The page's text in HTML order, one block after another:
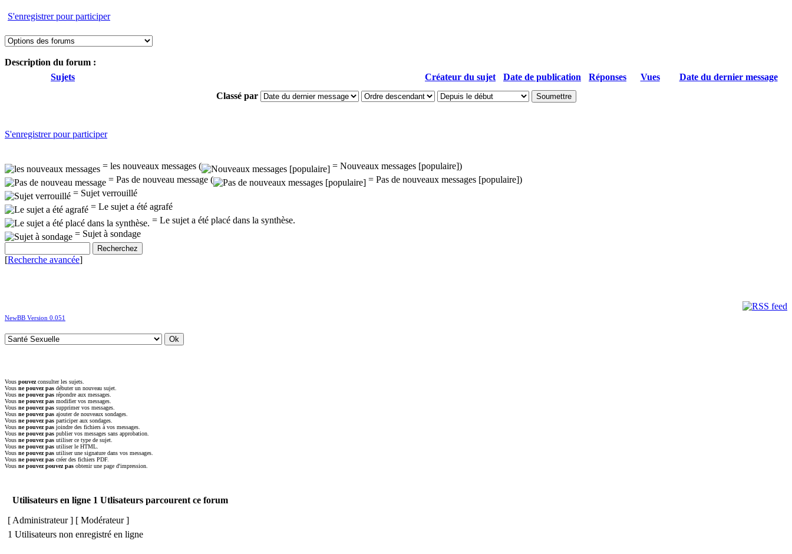
S'enregistrer pour participer
Description du forum :
Sujets
Créateur du sujet Date de publication Réponses Vues
Date du dernier message
Classé par
S'enregistrer pour participer
= les nouveaux messages (
= Nouveaux messages [populaire])
= Pas de nouveau message (
= Pas de nouveaux messages [populaire])
= Sujet verrouillé
= Le sujet a été agrafé
= Le sujet a été placé dans la synthèse.
= Sujet à sondage
[Recherche avancée]
NewBB Version 0.051
Vous pouvezconsulter les sujets.
Vous ne pouvez pas débuter un nouveau sujet.
Vous ne pouvez pas répondre aux messages.
Vous ne pouvez pas modifier vos messages.
Vous ne pouvez pas supprimer vos messages.
Vous ne pouvez pas ajouter de nouveaux sondages.
Vous ne pouvez pas participer aux sondages.
Vous ne pouvez pas joindre des fichiers à vos messages.
Vous ne pouvez pas publier vos messages sans approbation.
Vous ne pouvez pas utiliser ce type de sujet.
Vous ne pouvez pas utiliser le HTML.
Vous ne pouvez pas utiliser une signature dans vos messages.
Vous ne pouvez pas créer des fichiers PDF.
Vous ne pouvez pouvez pas obtenir une page d'impression.
Utilisateurs en ligne 1 Utlisateurs parcourent ce forum
[ Administrateur] [ Modérateur]
1 Utilisateurs non enregistré en ligne